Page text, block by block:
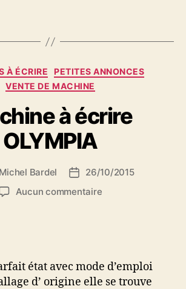
Catégories
À ÉCRIRE
PETITES ANNONCES
VENTE DE MACHINE
à écrire
OLYMPIA
Michel Bardel
Date
de
26/10/2015
Aucun commentairesur
état avec mode d’emploi
d’ origine elle se trouve